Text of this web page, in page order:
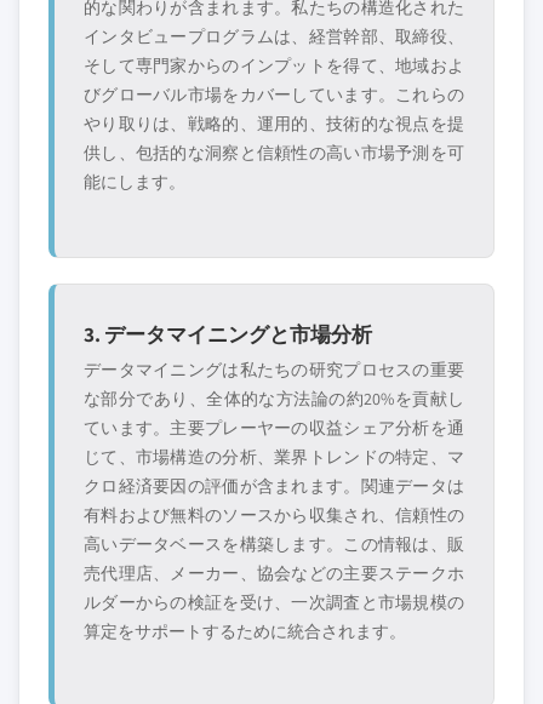
的な関わりが含まれます。私たちの構造化された
インタビュープログラムは、経営幹部、取締役、
そして専門家からのインプットを得て、地域およ
びグローバル市場をカバーしています。これらの
やり取りは、戦略的、運用的、技術的な視点を提
供し、包括的な洞察と信頼性の高い市場予測を可
能にします。
3. データマイニングと市場分析
データマイニングは私たちの研究プロセスの重要
な部分であり、全体的な方法論の約20%を貢献し
ています。主要プレーヤーの収益シェア分析を通
じて、市場構造の分析、業界トレンドの特定、マ
クロ経済要因の評価が含まれます。関連データは
有料および無料のソースから収集され、信頼性の
高いデータベースを構築します。この情報は、販
売代理店、メーカー、協会などの主要ステークホ
ルダーからの検証を受け、一次調査と市場規模の
算定をサポートするために統合されます。